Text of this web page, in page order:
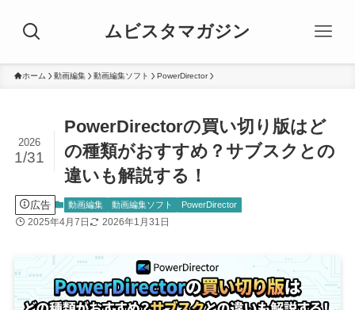
ムビスタマガジン
ホーム 動画編集 動画編集ソフト PowerDirector
PowerDirectorの買い切り版はど
の種類がおすすめ？サブスクとの
違いも解説する！
2026
1/31
広告 動画編集 動画編集ソフト PowerDirector
2025年4月7日 2026年1月31日